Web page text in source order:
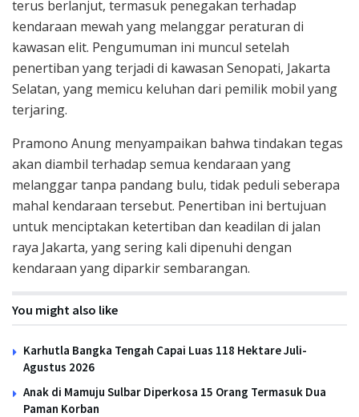
terus berlanjut, termasuk penegakan terhadap
kendaraan mewah yang melanggar peraturan di
kawasan elit. Pengumuman ini muncul setelah
penertiban yang terjadi di kawasan Senopati, Jakarta
Selatan, yang memicu keluhan dari pemilik mobil yang
terjaring.
Pramono Anung menyampaikan bahwa tindakan tegas
akan diambil terhadap semua kendaraan yang
melanggar tanpa pandang bulu, tidak peduli seberapa
mahal kendaraan tersebut. Penertiban ini bertujuan
untuk menciptakan ketertiban dan keadilan di jalan
raya Jakarta, yang sering kali dipenuhi dengan
kendaraan yang diparkir sembarangan.
You might also like
Karhutla Bangka Tengah Capai Luas 118 Hektare Juli-
Agustus 2026
Anak di Mamuju Sulbar Diperkosa 15 Orang Termasuk Dua
Paman Korban